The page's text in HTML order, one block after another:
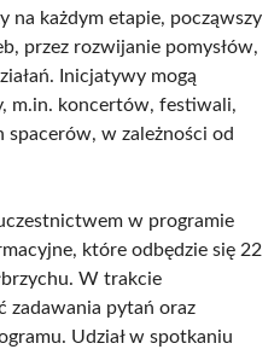
na każdym etapie, począwszy
przez rozwijanie pomysłów,
Inicjatywy mogą
m.in. koncertów, festiwali,
w zależności od
w programie
które odbędzie się 22
W trakcie
zadawania pytań oraz
Udział w spotkaniu